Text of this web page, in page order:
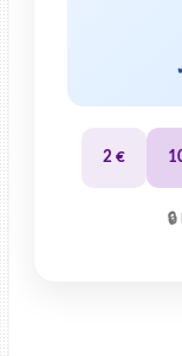
2 €